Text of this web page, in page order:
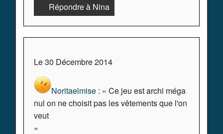
Répondre à Nina
Le 30 Décembre 2014
Noritaelmise : « Ce jeu est archi méga
nul on ne choisit pas les vêtements que l'on
veut
»